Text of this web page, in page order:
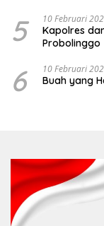
5 10 Februari
Kapolres
Probolinggo
6 10 Februari
Buah yang